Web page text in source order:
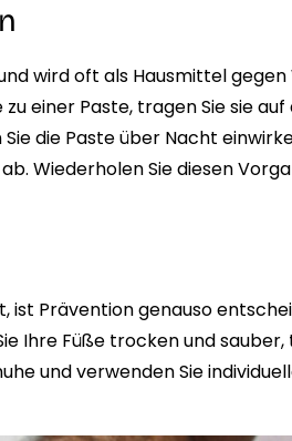
wird oft als Hausmittel gegen
einer Paste, tragen Sie sie auf
die Paste über Nacht
Wiederholen Sie diesen
ist Prävention genauso
Ihre Füße trocken und sauber,
und verwenden Sie